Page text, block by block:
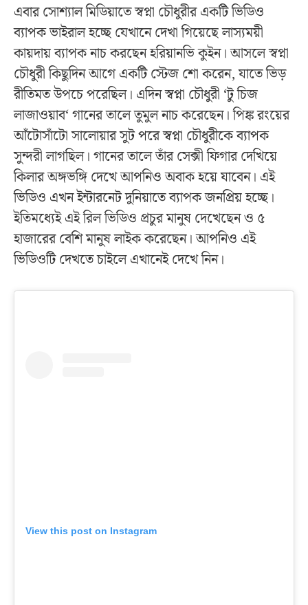
এবার সোশ্যাল মিডিয়াতে স্বপ্না চৌধুরীর একটি ভিডিও
ব্যাপক ভাইরাল হচ্ছে যেখানে দেখা গিয়েছে লাস্যময়ী
কায়দায় ব্যাপক নাচ করছেন হরিয়ানভি কুইন। আসলে স্বপ্না
চৌধুরী কিছুদিন আগে একটি স্টেজ শো করেন, যাতে ভিড়
রীতিমত উপচে পরেছিল। এদিন স্বপ্না চৌধুরী ‘টু চিজ
লাজাওয়াব‘ গানের তালে তুমুল নাচ করেছেন। পিঙ্ক রংয়ের
আঁটোসাঁটো সালোয়ার সুট পরে স্বপ্না চৌধুরীকে ব্যাপক
সুন্দরী লাগছিল। গানের তালে তাঁর সেক্সী ফিগার দেখিয়ে
কিলার অঙ্গভঙ্গি দেখে আপনিও অবাক হয়ে যাবেন। এই
ভিডিও এখন ইন্টারনেট দুনিয়াতে ব্যাপক জনপ্রিয় হচ্ছে।
ইতিমধ্যেই এই রিল ভিডিও প্রচুর মানুষ দেখেছেন ও ৫
হাজারের বেশি মানুষ লাইক করেছেন। আপনিও এই
ভিডিওটি দেখতে চাইলে এখানেই দেখে নিন।
View this post on Instagram